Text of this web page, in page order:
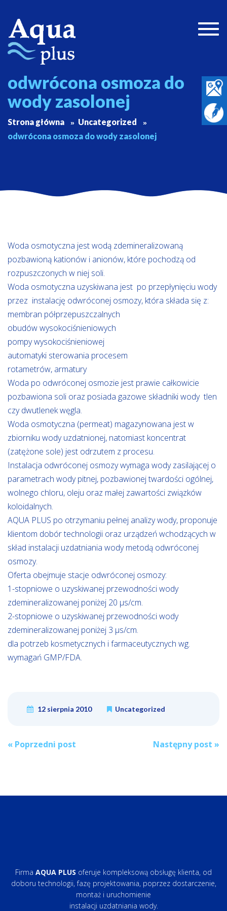
odwrócona osmoza do
wody zasolonej
Strona główna
Uncategorized
odwrócona osmoza do wody zasolonej
Woda osmotyczna jest wodą zdemineralizowaną
pozbawioną kationów i anionów, które pochodzą od
rozpuszczonych w niej soli.
Woda osmotyczna uzyskiwana jest po przepłynięciu wody
przez instalację odwróconej osmozy, która składa się z:
membran półprzepuszczalnych
obudów wysokociśnieniowych
pompy wysokociśnieniowej
automatyki sterowania procesem
rotametrów, armatury
Woda po odwróconej osmozie jest prawie całkowicie
pozbawiona soli oraz posiada gazowe składniki wody tlen
czy dwutlenek węgla.
Woda osmotyczna (permeat) magazynowana jest w
zbiorniku wody uzdatnionej, natomiast koncentrat
(zatężone sole) jest odrzutem z procesu.
Instalacja odwróconej osmozy wymaga wody zasilającej o
parametrach wody pitnej, pozbawionej twardości ogólnej,
wolnego chloru, oleju oraz małej zawartości związków
koloidalnych.
AQUA PLUS po otrzymaniu pełnej analizy wody, proponuje
klientom dobór technologii oraz urządzeń wchodzących w
skład instalacji uzdatniania wody metodą odwróconej
osmozy.
Oferta obejmuje stacje odwróconej osmozy:
1-stopniowe o uzyskiwanej przewodności wody
zdemineralizowanej poniżej 20 µs/cm.
2-stopniowe o uzyskiwanej przewodności wody
zdemineralizowanej poniżej 3 µs/cm.
dla potrzeb kosmetycznych i farmaceutycznych wg.
wymagań GMP/FDA.
12 sierpnia 2010 Uncategorized
Post
« Poprzedni post Następny post »
Firma AQUA PLUS oferuje kompleksową obsługę klienta, od
doboru technologii, fazę projektowania, poprzez dostarczenie,
montaż i uruchomienie
instalacji uzdatniania wody.